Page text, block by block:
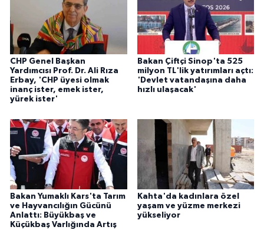
CHP Genel Başkan
Yardımcısı Prof. Dr. Ali Rıza
Erbay, 'CHP üyesi olmak
inanç ister, emek ister,
yürek ister'
Bakan Çiftçi Sinop'ta 525
milyon TL'lik yatırımları açtı:
'Devlet vatandaşına daha
hızlı ulaşacak'
Bakan Yumaklı Kars'ta Tarım
ve Hayvancılığın Gücünü
Anlattı: Büyükbaş ve
Küçükbaş Varlığında Artış
Kahta'da kadınlara özel
yaşam ve yüzme merkezi
yükseliyor